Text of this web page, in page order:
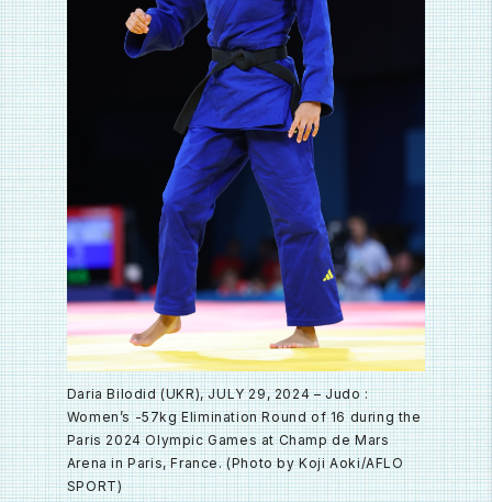
Daria Bilodid (UKR), JULY 29, 2024 – Judo :
Women’s -57kg Elimination Round of 16 during the
Paris 2024 Olympic Games at Champ de Mars
Arena in Paris, France. (Photo by Koji Aoki/AFLO
SPORT)